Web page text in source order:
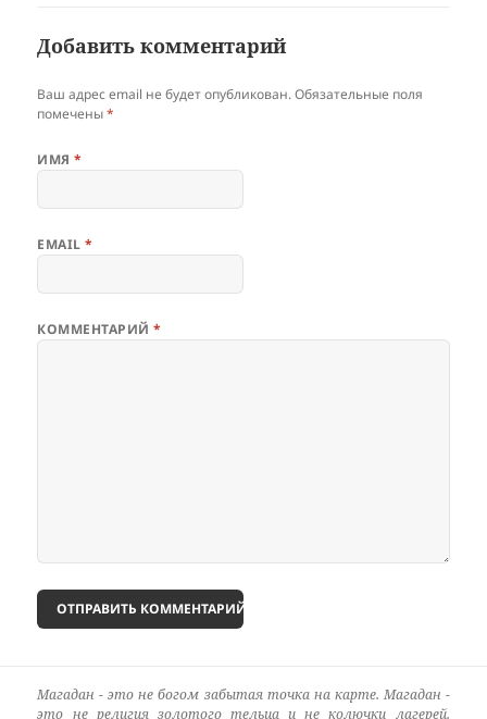
Добавить комментарий
Ваш адрес email не будет опубликован. Обязательные поля
помечены*
ИМЯ*
EMAIL*
КОММЕНТАРИЙ*
Магадан - это не богом забытая точка на карте. Магадан -
это не религия золотого тельца и не колючки лагерей.